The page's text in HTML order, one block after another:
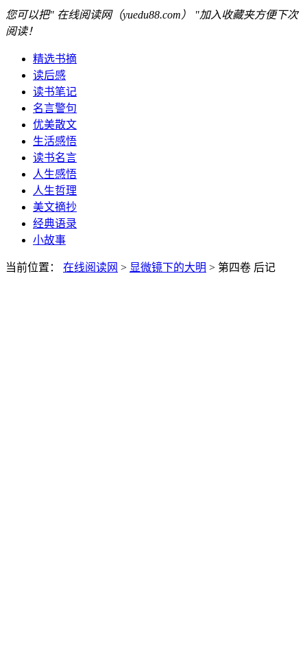
您可以把" 在线阅读网（yuedu88.com） "加入收藏夹方便下次
阅读！
精选书摘
读后感
读书笔记
名言警句
优美散文
生活感悟
读书名言
人生感悟
人生哲理
美文摘抄
经典语录
小故事
当前位置： 在线阅读网 > 显微镜下的大明 > 第四卷 后记